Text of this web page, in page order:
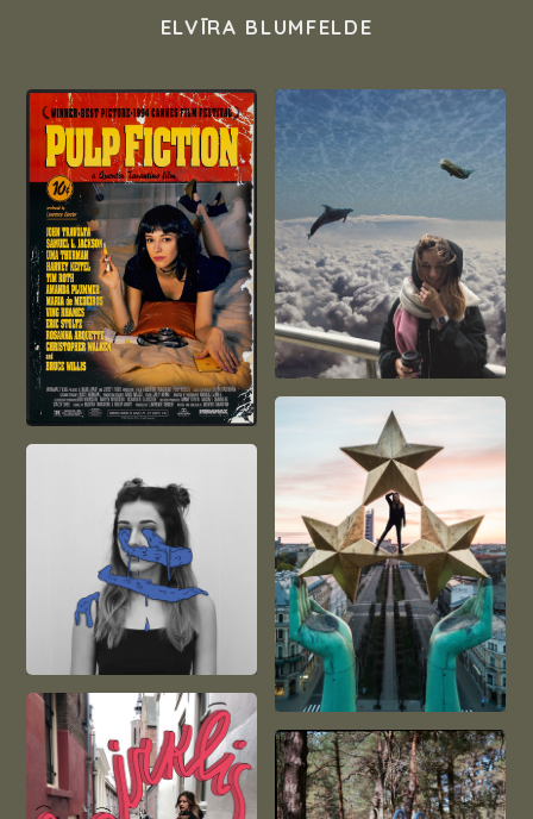
ELVĪRA BLUMFELDE